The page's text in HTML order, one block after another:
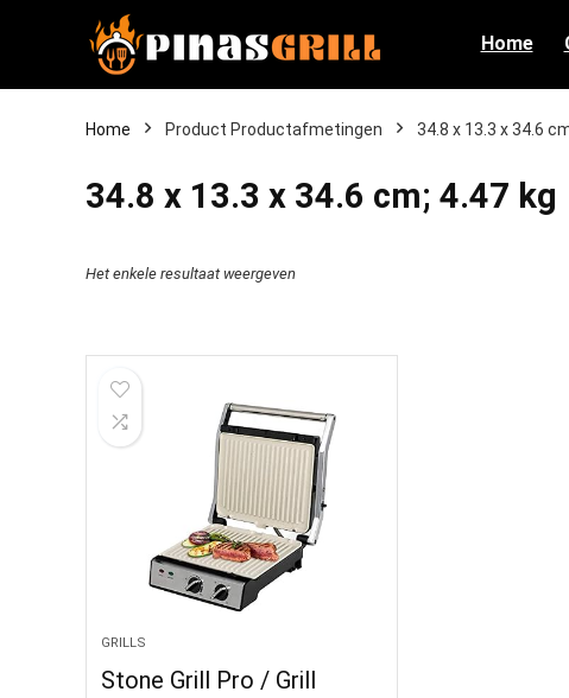
Home
Home Product Productafmetingen ‎34.8 x 13.3 x 34.6
‎34.8 x 13.3 x 34.6 cm; 4.47 kg
Het enkele resultaat weergeven
GRILLS
Stone Grill Pro / Grill